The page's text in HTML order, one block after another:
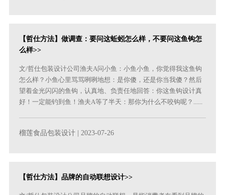
【哲仕方法】做调查：要问这蚯蚓怎么样，不要问这鱼钩怎
么样>>
文/哲仕包装设计公司渔夫A问小鱼：小鱼小鱼，你觉得我这鱼钩
怎么样？小鱼心里骂骂咧咧地想：是你傻，还是你当我傻？然后
望着金光闪闪的鱼钩，认真地、负责任地回答：你这鱼钩设计真
好！一定能钓到鱼！渔夫A等了半天：那你为什么不咬钩呢？......
榴莲食品包装设计 | 2023-07-26
【哲仕方法】品牌的自动联想设计>>